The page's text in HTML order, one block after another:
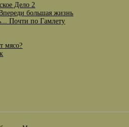
Дело 2
большая жизнь
Почти по Гамлету
мясо?